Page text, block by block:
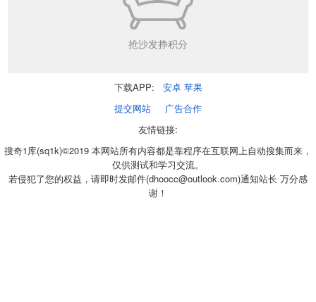
抢沙发挣积分
下载APP: 安卓 苹果
提交网站
广告合作
友情链接:
搜奇1库(sq1k)©2019 本网站所有内容都是靠程序在互联网上自动搜集而来，
仅供测试和学习交流。
若侵犯了您的权益，请即时发邮件(dhoocc@outlook.com)通知站长 万分感
谢！